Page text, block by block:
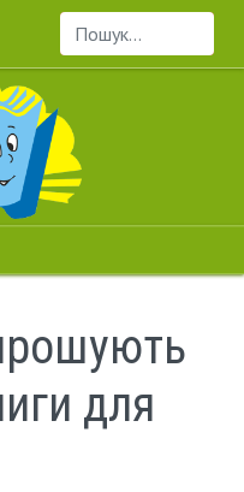
Пошук...
для